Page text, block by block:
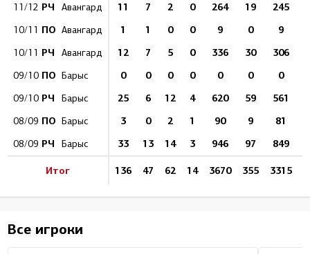
11/12 РЧ Авангард 11 7 2 0 264 19 245
10/11 ПО Авангард 1 1 0 0 9 0 9
10/11 РЧ Авангард 12 7 5 0 336 30 306
09/10 ПО Барыс 0 0 0 0 0 0 0
09/10 РЧ Барыс 25 6 12 4 620 59 561
08/09 ПО Барыс 3 0 2 1 90 9 81
08/09 РЧ Барыс 33 13 14 3 946 97 849
Итог 136 47 62 14 3670 355 3315
Все игроки